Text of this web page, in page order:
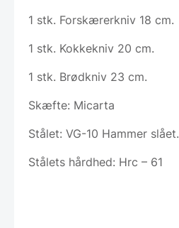
1 stk. Forskærerkniv 18 cm.
1 stk. Kokkekniv 20 cm.
1 stk. Brødkniv 23 cm.
Skæfte: Micarta
Stålet: VG-10 Hammer slået.
Stålets hårdhed: Hrc – 61